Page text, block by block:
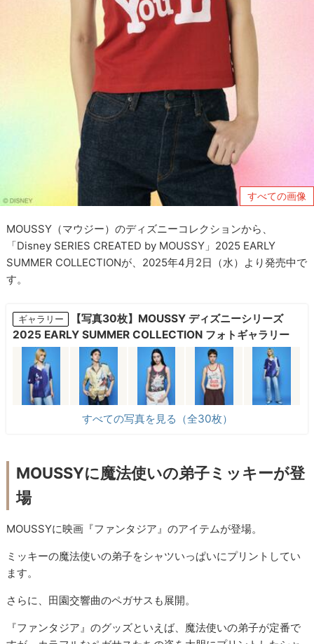
すべての画像
MOUSSY（マウジー）のディズニーコレクションから、
「Disney SERIES CREATED by MOUSSY」2025 EARLY
SUMMER COLLECTIONが、2025年4月2日（水）より発売中で
す。
ギャラリー
【写真30枚】MOUSSY ディズニーシリーズ
2025 EARLY SUMMER COLLECTION フォトギャラリー
すべての写真を見る（全30枚）
MOUSSYに魔法使いの弟子ミッキーが登
場
MOUSSYに映画『ファンタジア』のアイテムが登場。
ミッキーの魔法使いの弟子をシャツいっぱいにプリントしてい
ます。
さらに、田園交響曲のペガサスも展開。
『ファンタジア』のグッズといえば、魔法使いの弟子が定番で